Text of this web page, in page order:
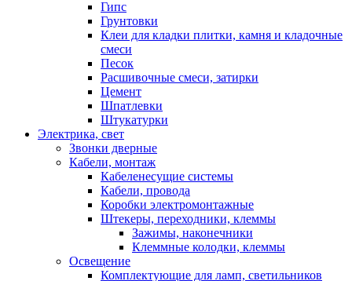
Гипс
Грунтовки
Клеи для кладки плитки, камня и кладочные
смеси
Песок
Расшивочные смеси, затирки
Цемент
Шпатлевки
Штукатурки
Электрика, свет
Звонки дверные
Кабели, монтаж
Кабеленесущие системы
Кабели, провода
Коробки электромонтажные
Штекеры, переходники, клеммы
Зажимы, наконечники
Клеммные колодки, клеммы
Освещение
Комплектующие для ламп, светильников